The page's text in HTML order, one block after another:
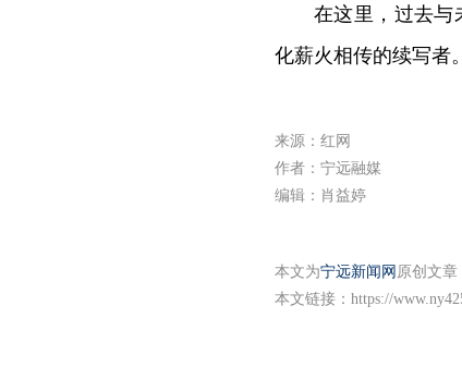
在这里，过去
化薪火相传的续写者。
来源：红网
作者：宁远融媒
编辑：肖益婷
本文为宁远新闻网 原创文章
本文链接： https://